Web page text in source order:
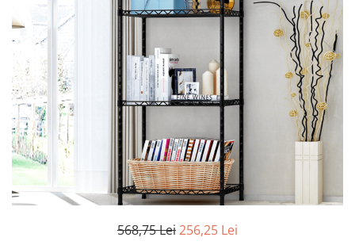
Set mobilier Living
Seturi masa +scaune dining
Tabureti
Seturi dormitoare complete
Suporturi saltea/Somiere/Gratii
pentru pat
568,75 Lei256,25 Lei